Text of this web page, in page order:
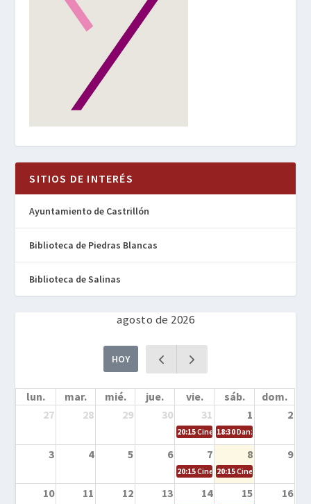
SITIOS DE INTERÉS
Ayuntamiento de Castrillón
Biblioteca de Piedras Blancas
Biblioteca de Salinas
agosto de 2026
HOY
lun. mar. mié. jue. vie. sáb.
dom.
27
28 29 30 31 1 2
20:15Cine en la calle – Cómo
18:30Danza – Cita en el
3 4 5 6 7 8 9
20:15Cine en la calle – El niño y la
20:15Cine en la calle –
10 11 12 13 14 15 16